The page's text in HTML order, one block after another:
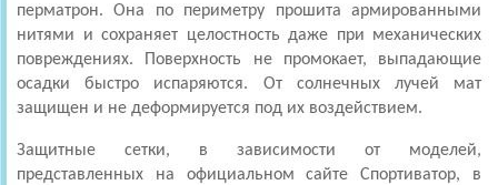
перматрон. Она по периметру прошита армированными
нитями и сохраняет целостность даже при механических
повреждениях. Поверхность не промокает, выпадающие
осадки быстро испаряются. От солнечных лучей мат
защищен и не деформируется под их воздействием.
Защитные сетки, в зависимости от моделей,
представленных на официальном сайте Спортиватор, в